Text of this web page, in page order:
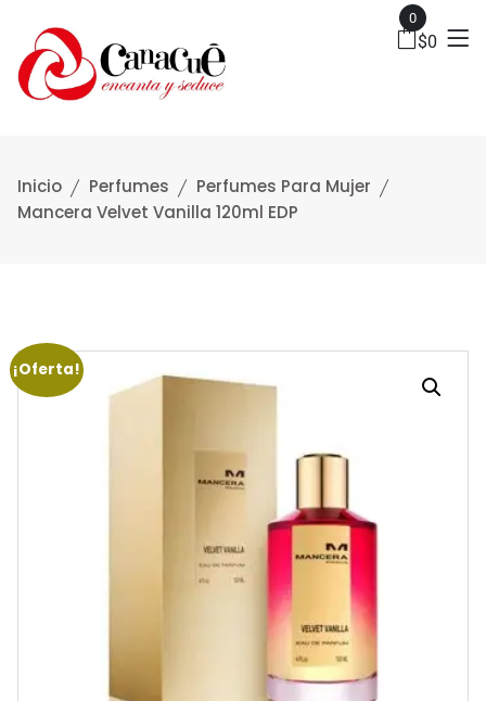
0
$0
Inicio Perfumes
Perfumes Para Mujer
Mancera Velvet Vanilla 120ml EDP
¡Oferta!